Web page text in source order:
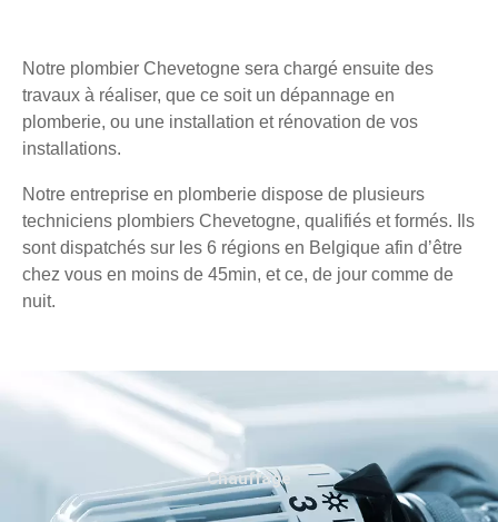
Notre plombier Chevetogne sera chargé ensuite des
travaux à réaliser, que ce soit un dépannage en
plomberie, ou une installation et rénovation de vos
installations.
Notre entreprise en plomberie dispose de plusieurs
techniciens plombiers Chevetogne, qualifiés et formés. Ils
sont dispatchés sur les 6 régions en Belgique afin d’être
chez vous en moins de 45min, et ce, de jour comme de
nuit.
Chauffage